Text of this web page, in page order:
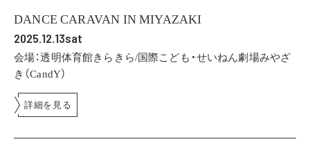
DANCE CARAVAN IN MIYAZAKI
2025.12.13sat
会場：透明体育館きらきら/国際こども・せいねん劇場みやざ
き（CandY）
詳細を見る